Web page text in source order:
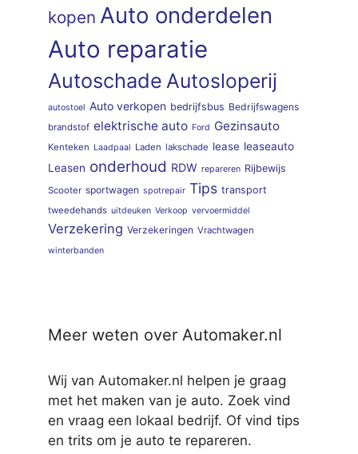
kopen Auto onderdelen
Auto reparatie
Autoschade Autosloperij
autostoel Auto verkopen bedrijfsbus Bedrijfswagens
brandstof elektrische auto Ford Gezinsauto
Kenteken Laadpaal Laden lakschade lease leaseauto
Leasen onderhoud RDW repareren Rijbewijs
Scooter sportwagen spotrepair Tips transport
tweedehands uitdeuken Verkoop vervoermiddel
Verzekering Verzekeringen Vrachtwagen
winterbanden
Meer weten over Automaker.nl
Wij van Automaker.nl helpen je graag
met het maken van je auto. Zoek vind
en vraag een lokaal bedrijf. Of vind tips
en trits om je auto te repareren.